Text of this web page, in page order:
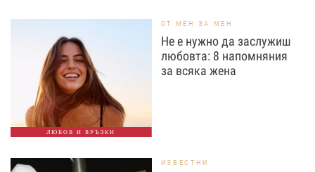
ЛЮБОВ И ВРЪЗКИ
ОТ МЕН ЗА МЕН
Не е нужно да заслужиш
любовта: 8 напомняния
за всяка жена
ИЗВЕСТНИ